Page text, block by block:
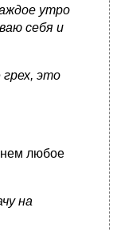
утро
себя и
это
нем любое
на